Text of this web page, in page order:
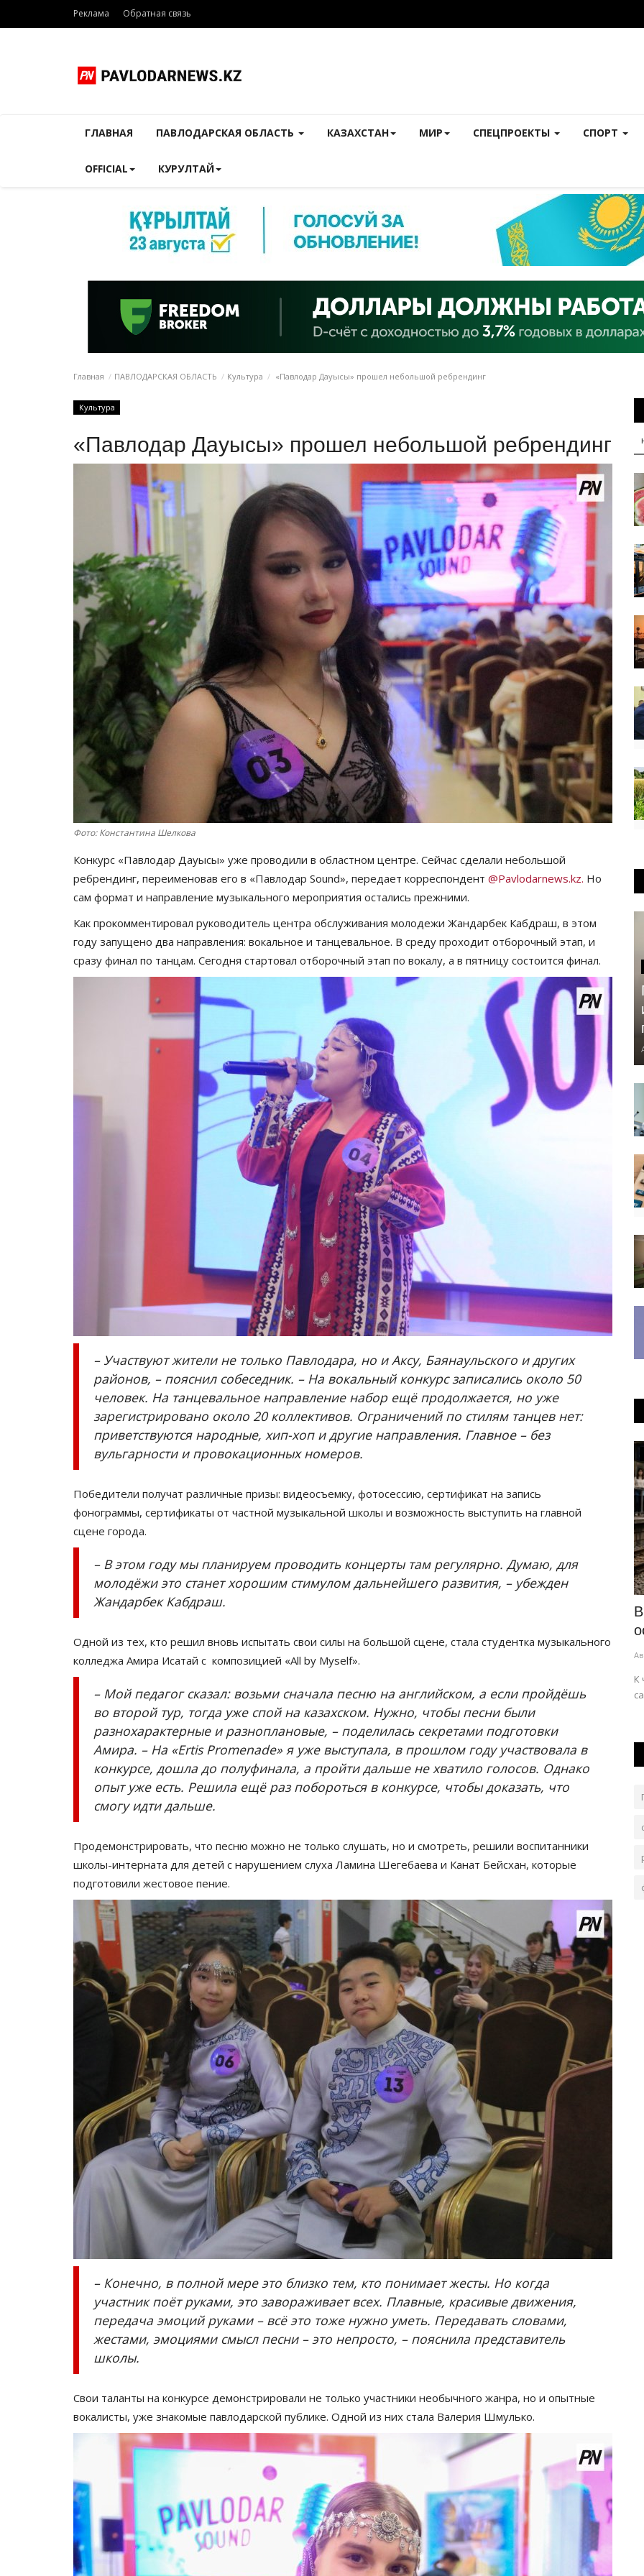
Реклама Обратная связь
ГЛАВНАЯ ПАВЛОДАРСКАЯ ОБЛАСТЬ КАЗАХСТАН МИР СПЕЦПРОЕКТЫ СПОРТ
OFFICIAL КУРУЛТАЙ
Главная ПАВЛОДАРСКАЯ ОБЛАСТЬ Культура «Павлодар Дауысы» прошел небольшой ребрендинг
Культура
«Павлодар Дауысы» прошел небольшой ребрендинг
Фото: Константина Шелкова
Конкурс «Павлодар Дауысы» уже проводили в областном центре. Сейчас сделали небольшой
ребрендинг, переименовав его в «Павлодар Sound», передает корреспондент @Pavlodarnews.kz. Но
сам формат и направление музыкального мероприятия остались прежними.
Как прокомментировал руководитель центра обслуживания молодежи Жандарбек Кабдраш, в этом
году запущено два направления: вокальное и танцевальное. В среду проходит отборочный этап, и
сразу финал по танцам. Сегодня стартовал отборочный этап по вокалу, а в пятницу состоится финал.
– Участвуют жители не только Павлодара, но и Аксу, Баянаульского и других
районов, – пояснил собеседник. – На вокальный конкурс записались около 50
человек. На танцевальное направление набор ещё продолжается, но уже
зарегистрировано около 20 коллективов. Ограничений по стилям танцев нет:
приветствуются народные, хип-хоп и другие направления. Главное – без
вульгарности и провокационных номеров.
Победители получат различные призы: видеосъемку, фотосессию, сертификат на запись
фонограммы, сертификаты от частной музыкальной школы и возможность выступить на главной
сцене города.
– В этом году мы планируем проводить концерты там регулярно. Думаю, для
молодёжи это станет хорошим стимулом дальнейшего развития, – убежден
Жандарбек Кабдраш.
Одной из тех, кто решил вновь испытать свои силы на большой сцене, стала студентка музыкального
колледжа Амира Исатай с композицией «All by Myself».
– Мой педагог сказал: возьми сначала песню на английском, а если пройдёшь
во второй тур, тогда уже спой на казахском. Нужно, чтобы песни были
разнохарактерные и разноплановые, – поделилась секретами подготовки
Амира. – На «Ertis Promenade» я уже выступала, в прошлом году участвовала в
конкурсе, дошла до полуфинала, а пройти дальше не хватило голосов. Однако
опыт уже есть. Решила ещё раз побороться в конкурсе, чтобы доказать, что
смогу идти дальше.
Продемонстрировать, что песню можно не только слушать, но и смотреть, решили воспитанники
школы-интерната для детей с нарушением слуха Ламина Шегебаева и Канат Бейсхан, которые
подготовили жестовое пение.
– Конечно, в полной мере это близко тем, кто понимает жесты. Но когда
участник поёт руками, это завораживает всех. Плавные, красивые движения,
передача эмоций руками – всё это тоже нужно уметь. Передавать словами,
жестами, эмоциями смысл песни – это непросто, – пояснила представитель
школы.
Свои таланты на конкурсе демонстрировали не только участники необычного жанра, но и опытные
вокалисты, уже знакомые павлодарской публике. Одной из них стала Валерия Шмулько.
Волейбол
Павлодарские волейболистки
Дек 13, 2025
Высшей лиги.
К